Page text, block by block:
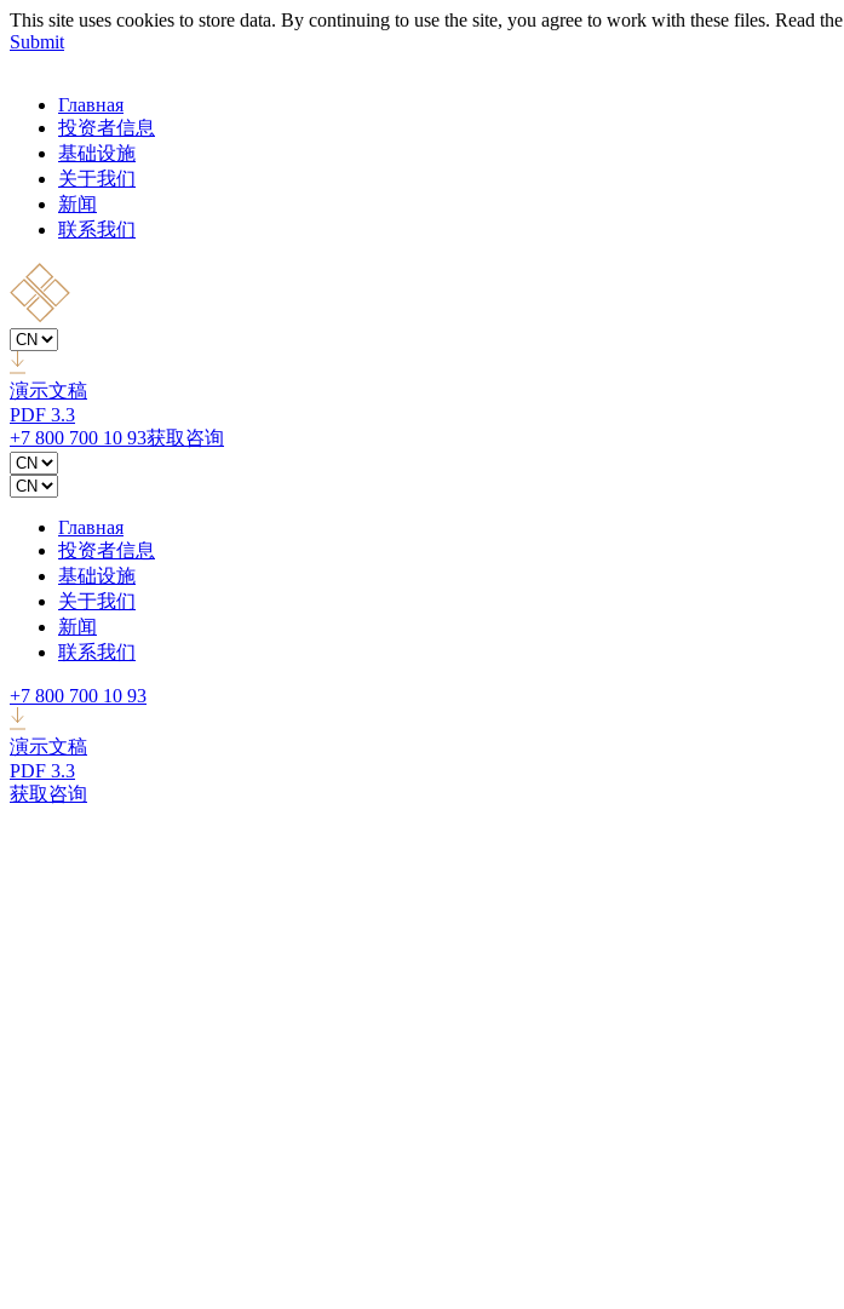
This site uses cookies to store data. By continuing to use the site, you agree to work with these files. Read the
Submit
Главная
投资者信息
基础设施
关于我们
新闻
联系我们
演示文稿
PDF 3.3
+7 800 700 10 93获取咨询
Главная
投资者信息
基础设施
关于我们
新闻
联系我们
+7 800 700 10 93
演示文稿
PDF 3.3
获取咨询